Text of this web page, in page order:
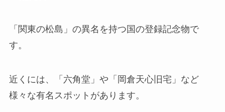
「関東の松島」の異名を持つ国の登録記念物で
す。
近くには、「六角堂」や「岡倉天心旧宅」など
様々な有名スポットがあります。